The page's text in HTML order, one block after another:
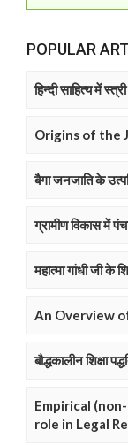
POPULAR
हिन्दी साहित्य में
Origins of the
बैगा जनजाति के
ग्रामीण विकास में
महात्मा गांधी जी के
An Overview
बौद्धकालीन शिक्षा
Empirical
role in Legal